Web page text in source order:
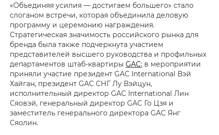
«Объединяя усилия — достигаем большего» стало
слоганом встречи, которая объединила деловую
программу и церемонию награждения.
Стратегическая значимость российского рынка для
бренда была также подчеркнута участием
представителей высшего руководства и профильных
департаментов штаб-квартиры GAC: в мероприятии
приняли участие президент GAC International Вэй
Хайган, президент GAC СНГ Лу Вэйцун,
исполнительный директор GAC International Лин
Сяовэй, генеральный директор GAC Го Цзя и
заместитель генерального директора GAC Янг
Сяолин.